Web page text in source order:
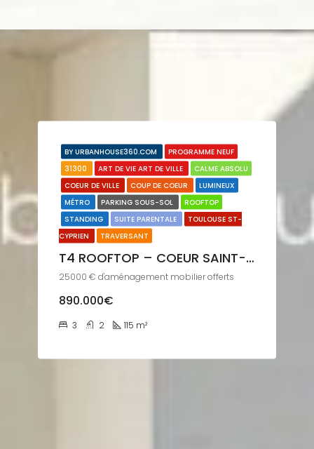
BY URBANHOUSE360.COM
PROGRAMME NEUF
31300
ART DE VIE ART DE VILLE
CALME ABSOLU
COEUR DE VILLE
COUP DE COEUR
LUMINEUX
MÉTRO
PARKING SOUS-SOL
ROOFTOP
STANDING
SUITE PARENTALE
TOULOUSE ST-
CYPRIEN
TRAVERSANT
T4 ROOFTOP – COEUR SAINT-CYPRIEN
25000 € d'aménagement mobilier offerts
890.000€
3 2 115 m²